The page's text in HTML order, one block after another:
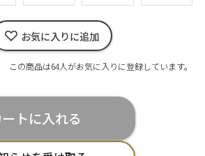
お気に入りに追加
この商品は64人がお気に入りに登録しています。
トに入れる